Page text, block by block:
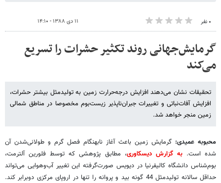
۰ نفر ۱۱ دی ۱۳۸۸ - ۱۴:۱۰
گرمایش‌جهانی روند تکثیر حشرات را تسریع
می‌کند
تحقیقات نشان می‌دهند افزایش درجه‌حرارت زمین به تولید‌مثل بیشتر حشرات،
افزایش آفات‌نباتی و تغییرات جبران‌ناپذیر زیست‌بوم مخصوصا در مناطق شمالی
زمین منجر خواهد شد.
محبوبه عمیدی: گرمایش زمین باعث آغاز نابهنگام فصل‌ گرم و طولانی‌شدن آن
شده است.به گزارش دیسکاوری، مطابق پژوهشی که توسط فلورین آلترمت،
بوم‌شناس دانشگاه کالیفرنیا در دیویس صورت‌گرفته این تغییر آب‌وهوایی می‌تواند
حداقل سالانه تولید‌مثل 44 گونه بید و پروانه را تنها در اروپای مرکزی دوبرابر کند.